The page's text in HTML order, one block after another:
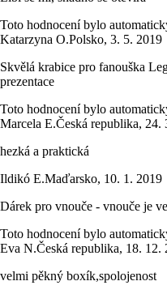
Toto hodnocení bylo
Katarzyna O.Polsko, 3. 5. 2019
Skvělá krabice pro fanouška
prezentace
Toto hodnocení bylo
Marcela E.Česká republika, 24.
hezká a praktická
Ildikó E.Maďarsko, 10. 1. 2019
Dárek pro vnouče - vnouče je
Toto hodnocení bylo
Eva N.Česká republika, 18. 12.
velmi pěkný boxík,spolojenost